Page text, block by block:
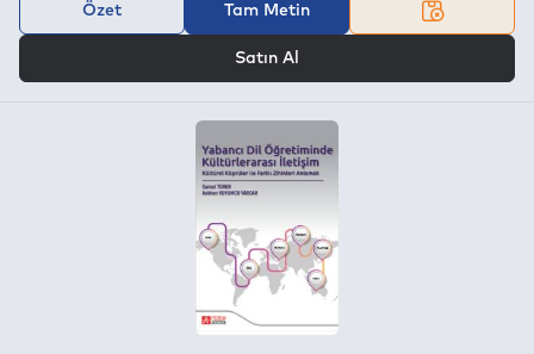
Özet Tam Metin
Satın Al